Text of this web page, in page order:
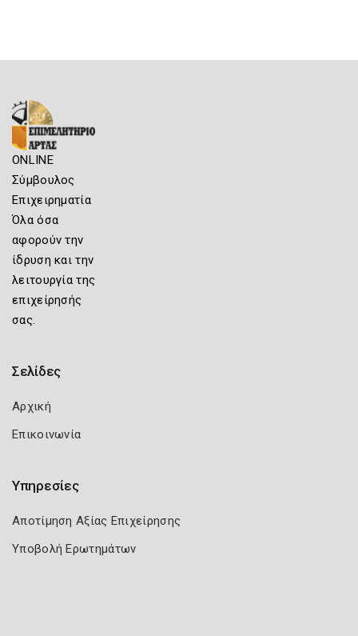
ONLINE
Σύμβουλος
Επιχειρηματία
Όλα όσα
αφορούν την
ίδρυση και την
λειτουργία της
επιχείρησής
σας.
Σελίδες
Αρχική
Επικοινωνία
Υπηρεσίες
Αποτίμηση Αξίας Επιχείρησης
Υποβολή Ερωτημάτων